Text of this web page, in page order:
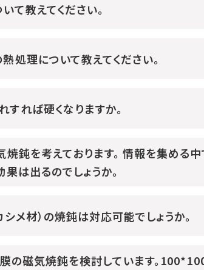
て教えてください。
処理について教えてください。
れば硬くなりますか。
焼鈍を考えております。 情報を集める
果は出るのでしょうか。
シメ材）の焼鈍は対応可能でしょうか。
の磁気焼鈍を検討しています。